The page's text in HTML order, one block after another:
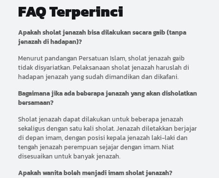
FAQ Terperinci
Apakah sholat jenazah bisa dilakukan secara gaib (tanpa
jenazah di hadapan)?
Menurut pandangan Persatuan Islam, sholat jenazah gaib
tidak disyariatkan. Pelaksanaan sholat jenazah haruslah di
hadapan jenazah yang sudah dimandikan dan dikafani.
Bagaimana jika ada beberapa jenazah yang akan disholatkan
bersamaan?
Sholat jenazah dapat dilakukan untuk beberapa jenazah
sekaligus dengan satu kali sholat. Jenazah diletakkan berjajar
di depan imam, dengan posisi kepala jenazah laki-laki dan
tengah jenazah perempuan sejajar dengan imam. Niat
disesuaikan untuk banyak jenazah.
Apakah wanita boleh menjadi imam sholat jenazah?